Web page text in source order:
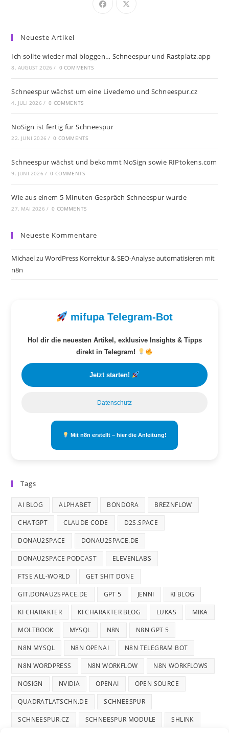
Neueste Artikel
Ich sollte wieder mal bloggen… Schneespur und Rastplatz.app
8. AUGUST 2026 / 0 COMMENTS
Schneespur wächst um eine Livedemo und Schneespur.cz
4. JULI 2026 / 0 COMMENTS
NoSign ist fertig für Schneespur
22. JUNI 2026 / 0 COMMENTS
Schneespur wächst und bekommt NoSign sowie RIPtokens.com
9. JUNI 2026 / 0 COMMENTS
Wie aus einem 5 Minuten Gespräch Schneespur wurde
27. MAI 2026 / 0 COMMENTS
Neueste Kommentare
MichaelzuWordPress Korrektur & SEO-Analyse automatisieren mit
n8n
mifupa Telegram-Bot
Hol dir die neuesten Artikel, exklusive Insights & Tipps
direkt in Telegram!
Jetzt starten!
Datenschutz
Mit n8n erstellt – hier die Anleitung!
Tags
AI BLOG ALPHABET BONDORA BREZNFLOW
CHATGPT CLAUDE CODE D2S.SPACE
DONAU2SPACE DONAU2SPACE.DE
DONAU2SPACE PODCAST ELEVENLABS
FTSE ALL-WORLD GET SHIT DONE
GIT.DONAU2SPACE.DE GPT 5 JENNI KI BLOG
KI CHARAKTER KI CHARAKTER BLOG LUKAS MIKA
MOLTBOOK MYSQL N8N N8N GPT 5
N8N MYSQL N8N OPENAI N8N TELEGRAM BOT
N8N WORDPRESS N8N WORKFLOW N8N WORKFLOWS
NOSIGN NVIDIA OPENAI OPEN SOURCE
QUADRATLATSCHN.DE SCHNEESPUR
SCHNEESPUR.CZ SCHNEESPUR MODULE SHLINK